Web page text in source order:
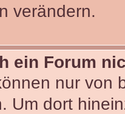
verändern.
ein Forum
nur von
Um dort